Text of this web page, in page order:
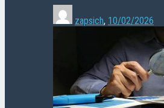
zapsich, 10/02/2026